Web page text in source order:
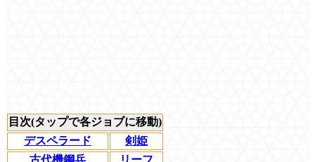
目次(タップで各ジョブに移動)
デスペラード
剣姫
古代機鋼兵
リーフ